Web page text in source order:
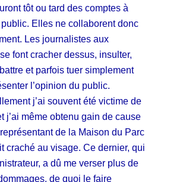
tôt ou tard des comptes à
Elles ne collaborent donc
Les journalistes aux
font cracher dessus, insulter,
et parfois tuer simplement
l’opinion du public.
j’ai souvent été victime de
j’ai même obtenu gain de cause
de la Maison du Parc
craché au visage. Ce dernier, qui
a dû me verser plus de
de quoi le faire